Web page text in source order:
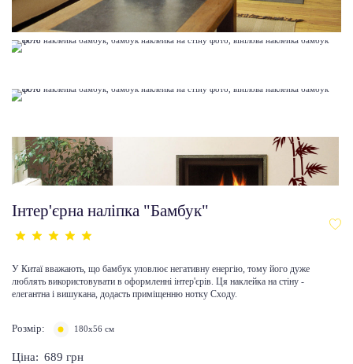
Інтер'єрна наліпка "Бамбук"
У Китаї вважають, що бамбук уловлює негативну енергію, тому його дуже
люблять використовувати в оформленні інтер'єрів. Ця наклейка на стіну -
елегантна і вишукана, додасть приміщенню нотку Сходу.
Розмір: 180x56 см
Ціна: 689 грн